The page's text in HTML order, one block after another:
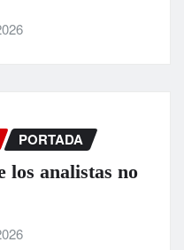
PORTADA
los analistas no